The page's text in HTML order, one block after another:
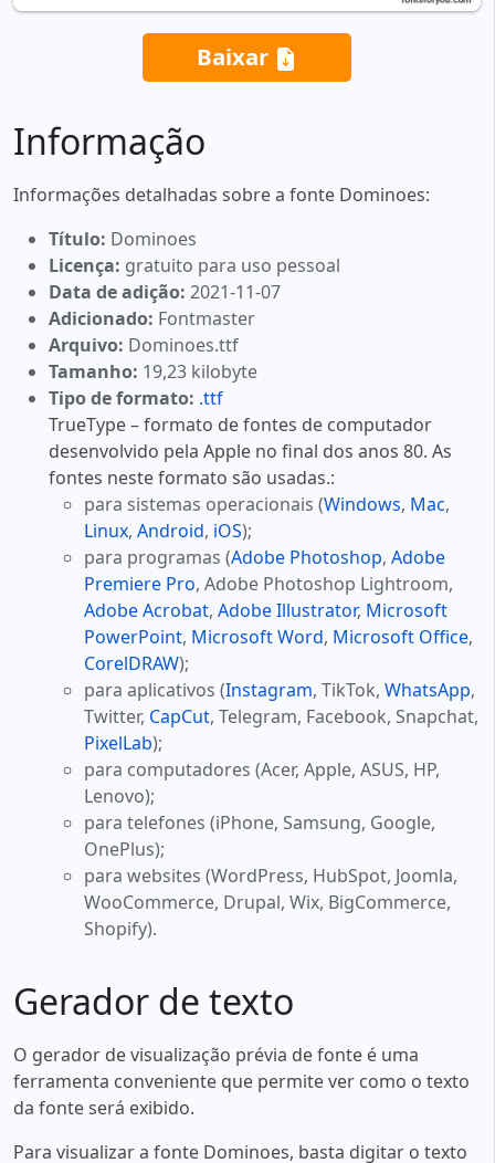
Baixar
Informação
Informações detalhadas sobre a fonte Dominoes:
Título: Dominoes
Licença: gratuito para uso pessoal
Data de adição: 2021-11-07
Adicionado: Fontmaster
Arquivo: Dominoes.ttf
Tamanho: 19,23 kilobyte
Tipo de formato: .ttf
TrueType – formato de fontes de computador
desenvolvido pela Apple no final dos anos 80. As
fontes neste formato são usadas.:
para sistemas operacionais (Windows, Mac,
Linux, Android, iOS);
para programas (Adobe Photoshop, Adobe
Premiere Pro, Adobe Photoshop Lightroom,
Adobe Acrobat, Adobe Illustrator, Microsoft
PowerPoint, Microsoft Word, Microsoft Office,
CorelDRAW);
para aplicativos (Instagram, TikTok, WhatsApp,
Twitter, CapCut, Telegram, Facebook, Snapchat,
PixelLab);
para computadores (Acer, Apple, ASUS, HP,
Lenovo);
para telefones (iPhone, Samsung, Google,
OnePlus);
para websites (WordPress, HubSpot, Joomla,
WooCommerce, Drupal, Wix, BigCommerce,
Shopify).
Gerador de texto
O gerador de visualização prévia de fonte é uma
ferramenta conveniente que permite ver como o texto
da fonte será exibido.
Para visualizar a fonte Dominoes, basta digitar o texto